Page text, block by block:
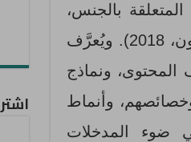
بالجنس،
والعُمر، ودرجة الاختبار التحصيلي للمتدرب (ياسين وآخرون، 2018). ويُعرَّف
المحتوى، ونماذج
وخصائصهم، وأنماط
ضوء المدخلات